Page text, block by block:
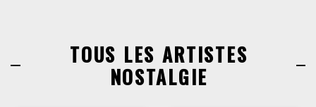
TOUS LES ARTISTES
NOSTALGIE